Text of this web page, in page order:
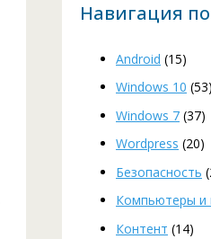
Навигация
Android (15)
Windows 10 (53)
Windows 7 (37)
Wordpress (20)
Безопасность
Компьютеры и
Контент (14)